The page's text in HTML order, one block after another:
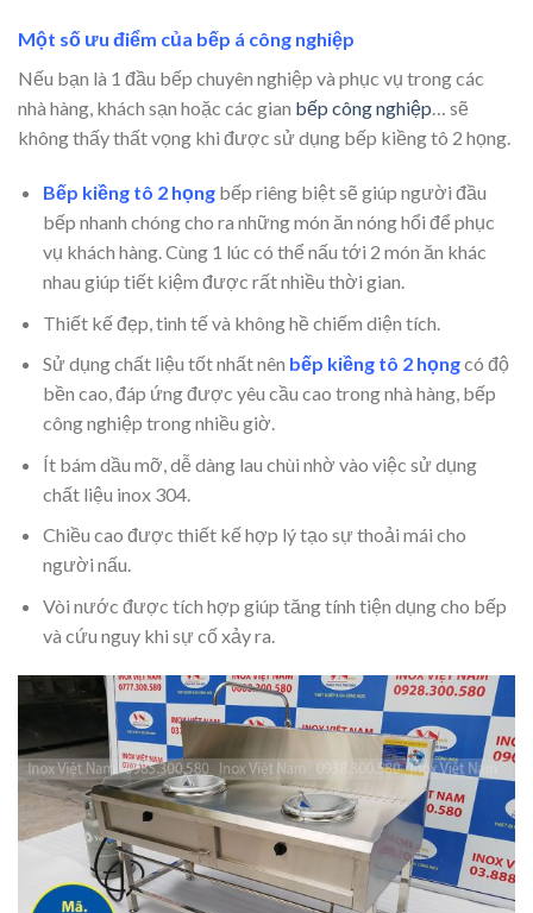
Một số ưu điểm của bếp á công nghiệp
Nếu bạn là 1 đầu bếp chuyên nghiệp và phục vụ trong các
nhà hàng, khách sạn hoặc các gian bếp công nghiệp… sẽ
không thấy thất vọng khi được sử dụng bếp kiềng tô 2 họng.
Bếp kiềng tô 2 họngbếp riêng biệt sẽ giúp người đầu
bếp nhanh chóng cho ra những món ăn nóng hổi để phục
vụ khách hàng. Cùng 1 lúc có thể nấu tới 2 món ăn khác
nhau giúp tiết kiệm được rất nhiều thời gian.
Thiết kế đẹp, tinh tế và không hề chiếm diện tích.
Sử dụng chất liệu tốt nhất nên bếp kiềng tô 2 họngcó độ
bền cao, đáp ứng được yêu cầu cao trong nhà hàng, bếp
công nghiệp trong nhiều giờ.
Ít bám dầu mỡ, dễ dàng lau chùi nhờ vào việc sử dụng
chất liệu inox 304.
Chiều cao được thiết kế hợp lý tạo sự thoải mái cho
người nấu.
Vòi nước được tích hợp giúp tăng tính tiện dụng cho bếp
và cứu nguy khi sự cố xảy ra.